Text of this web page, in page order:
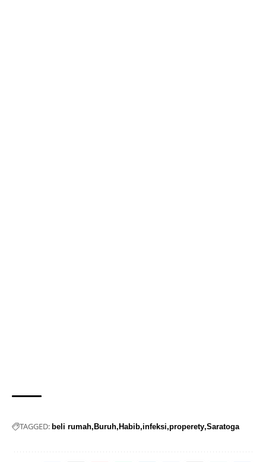
TAGGED: beli rumah Buruh Habib infeksi properety Saratoga